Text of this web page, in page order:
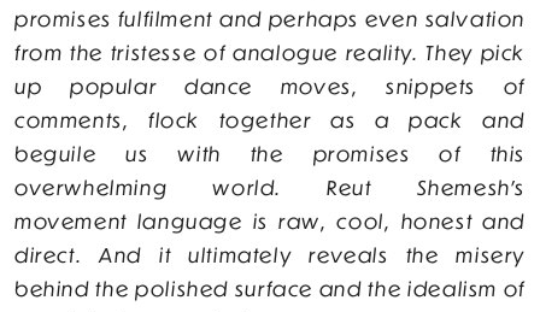
promises fulfilment and perhaps even salvation
from the tristesse of analogue reality. They pick
up popular dance moves, snippets of
comments, flock together as a pack and
beguile us with the promises of this
overwhelming world. Reut Shemesh's
movement language is raw, cool, honest and
direct. And it ultimately reveals the misery
behind the polished surface and the idealism of